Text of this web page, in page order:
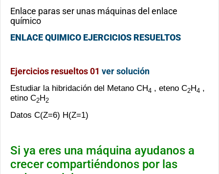
Enlace paras ser unas máquinas del enlace
químico
ENLACE QUIMICO EJERCICIOS RESUELTOS
Ejercicios resueltos 01 ver solución
Estudiar la hibridación del Metano CH4 , eteno C2H4 ,
etino C2H2
Datos C(Z=6) H(Z=1)
Si ya eres una máquina ayudanos a
crecer compartiéndonos por las